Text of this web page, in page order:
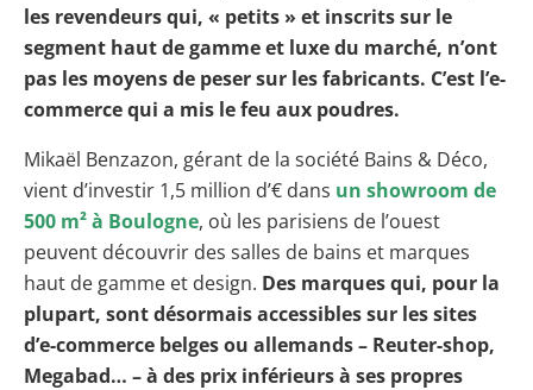
les revendeurs qui, « petits » et inscrits sur le
segment haut de gamme et luxe du marché, n’ont
pas les moyens de peser sur les fabricants. C’est l’e-
commerce qui a mis le feu aux poudres.
Mikaël Benzazon, gérant de la société Bains & Déco,
vient d’investir 1,5 million d’€ dans un showroom de
500 m² à Boulogne, où les parisiens de l’ouest
peuvent découvrir des salles de bains et marques
haut de gamme et design. Des marques qui, pour la
plupart, sont désormais accessibles sur les sites
d’e-commerce belges ou allemands – Reuter-shop,
Megabad… – à des prix inférieurs à ses propres